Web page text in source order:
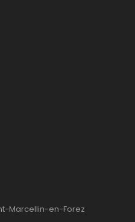
Marcellin-en-Forez